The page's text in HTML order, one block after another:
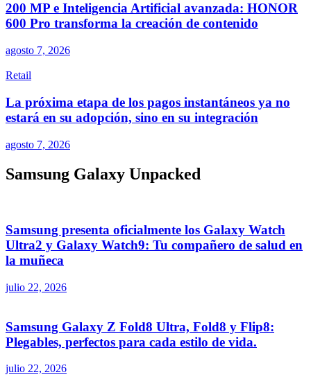
200 MP e Inteligencia Artificial avanzada: HONOR
600 Pro transforma la creación de contenido
agosto 7, 2026
Retail
La próxima etapa de los pagos instantáneos ya no
estará en su adopción, sino en su integración
agosto 7, 2026
Samsung Galaxy Unpacked
Samsung presenta oficialmente los Galaxy Watch
Ultra2 y Galaxy Watch9: Tu compañero de salud en
la muñeca
julio 22, 2026
Samsung Galaxy Z Fold8 Ultra, Fold8 y Flip8:
Plegables, perfectos para cada estilo de vida.
julio 22, 2026